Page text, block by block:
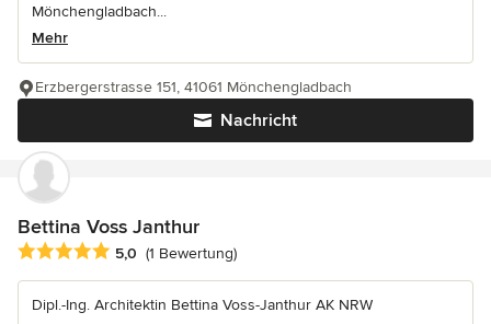
Mönchengladbach...
Mehr
Nachricht
Erzbergerstrasse 151, 41061 Mönchengladbach
Bettina Voss Janthur
Durchschnittliche Bewertung: 5 von 5 Sternen
5,0 (1 Bewertung)
Dipl.-Ing. Architektin Bettina Voss-Janthur AK NRW